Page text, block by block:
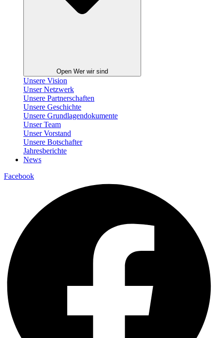
Open Wer wir sind
Unsere Vision
Unser Netzwerk
Unsere Partnerschaften
Unsere Geschichte
Unsere Grundlagendokumente
Unser Team
Unser Vorstand
Unsere Botschafter
Jahresberichte
News
Facebook